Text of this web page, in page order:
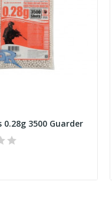
0.28g 3500 Guarder